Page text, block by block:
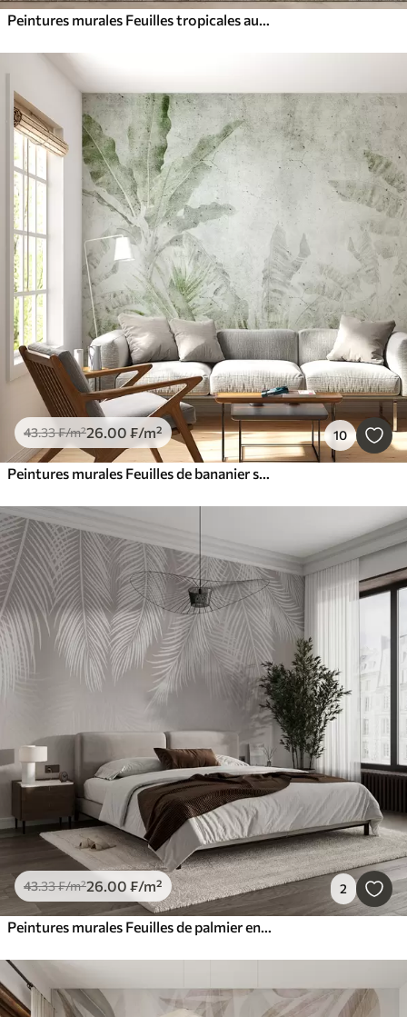
Peintures murales Feuilles tropicales aux couleurs pastel sur fond clair
43.33₣/m²26.00 ₣/m² 10
Peintures murales Feuilles de bananier sur un mur en béton
43.33₣/m²26.00 ₣/m² 2
Peintures murales Feuilles de palmier en poudre